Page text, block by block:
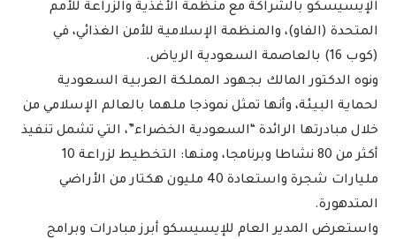
الإيسيسكو بالشراكة مع منظمة الأغذية والزراعة للأمم
المتحدة (الفاو)، والمنظمة الإسلامية للأمن الغذائي، في
(كوب 16) بالعاصمة السعودية الرياض.
ونوه الدكتور المالك بجهود المملكة العربية السعودية
لحماية البيئة، وأنها تمثل نموذجا ملهما بالعالم الإسلامي من
خلال مبادرتها الرائدة “السعودية الخضراء”، التي تشمل تنفيذ
أكثر من 80 نشاطا وبرنامجا، ومنها: التخطيط لزراعة 10
مليارات شجرة واستعادة 40 مليون هكتار من الأراضي
المتدهورة.
واستعرض المدير العام للإيسيسكو أبرز مبادرات وبرامج